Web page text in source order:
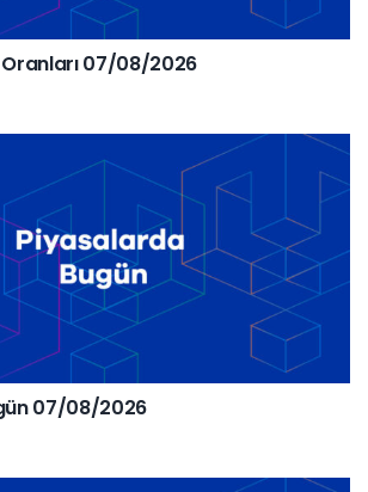
Oranları 07/08/2026
07/08/2026